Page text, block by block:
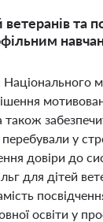
та
у
довіри до
для дітей
освіти у